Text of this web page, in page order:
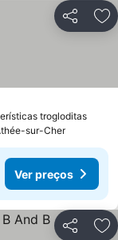
Partilhar
trogloditasVer
sur-Cher
Ver preços
Partilhar